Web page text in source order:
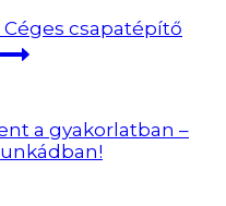
Céges csapatépítő